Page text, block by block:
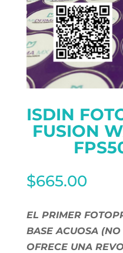
ISDIN
FUSION
$665.00
EL PRIMER
BASE ACUOSA
OFRECE UNA